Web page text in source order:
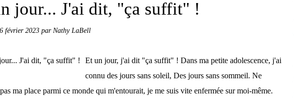
jour... J'ai dit, "ça suffit" !
6 février 2023 par Nathy LaBell
Et un jour, j'ai dit "ça suffit" ! Dans ma petite adolescence, j'ai
connu des jours sans soleil, Des jours sans sommeil. Ne
ma place parmi ce monde qui m'entourait, je me suis vite enfermée sur moi-même.